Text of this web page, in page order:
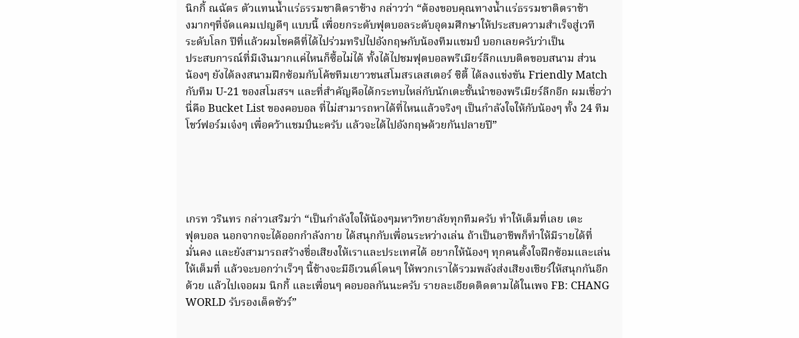
นิกกี้ ณฉัตร ตัวแทนน้ำแร่ธรรมชาติตราช้าง กล่าวว่า “ต้องขอบคุณทางน้ำแร่ธรรมชาติตราช้า
งมากๆที่จัดแคมเปญดีๆ แบบนี้ เพื่อยกระดับฟุตบอลระดับอุดมศึกษาให้ประสบความสำเร็จสู่เวที
ระดับโลก ปีที่แล้วผมโชคดีที่ได้ไปร่วมทริปไปอังกฤษกับน้องทีมแชมป์ บอกเลยครับว่าเป็น
ประสบการณ์ที่มีเงินมากแค่ไหนก็ซื้อไม่ได้ ทั้งได้ไปชมฟุตบอลพรีเมียร์ลีกแบบติดขอบสนาม ส่วน
น้องๆ ยังได้ลงสนามฝึกซ้อมกับโค้ชทีมเยาวชนสโมสรเลสเตอร์ ซิตี้ ได้ลงแข่งขัน Friendly Match
กับทีม U-21 ของสโมสรฯ และที่สำคัญคือได้กระทบไหล่กับนักเตะชั้นนำของพรีเมียร์ลีกอีก ผมเชื่อว่า
นี่คือ Bucket List ของคอบอล ที่ไม่สามารถหาได้ที่ไหนแล้วจริงๆ เป็นกำลังใจให้กับน้องๆ ทั้ง 24 ทีม
โชว์ฟอร์มเจ๋งๆ เพื่อคว้าแชมป์นะครับ แล้วจะได้ไปอังกฤษด้วยกันปลายปี”
เกรท วรินทร กล่าวเสริมว่า “เป็นกำลังใจให้น้องๆมหาวิทยาลัยทุกทีมครับ ทำให้เต็มที่เลย เตะ
ฟุตบอล นอกจากจะได้ออกกำลังกาย ได้สนุกกับเพื่อนระหว่างเล่น ถ้าเป็นอาชีพก็ทำให้มีรายได้ที่
มั่นคง และยังสามารถสร้างชื่อเสียงให้เราและประเทศได้ อยากให้น้องๆ ทุกคนตั้งใจฝึกซ้อมและเล่น
ให้เต็มที่ แล้วจะบอกว่าเร็วๆ นี้ช้างจะมีอีเวนต์โดนๆ ให้พวกเราได้รวมพลังส่งเสียงเชียร์ให้สนุกกันอีก
ด้วย แล้วไปเจอผม นิกกี้ และเพื่อนๆ คอบอลกันนะครับ รายละเอียดติดตามได้ในเพจ FB: CHANG
WORLD รับรองเด็ดชัวร์”